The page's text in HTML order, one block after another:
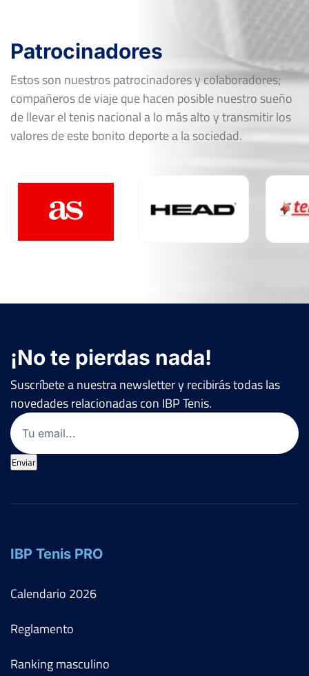
Patrocinadores
Estos son nuestros patrocinadores y colaboradores;
compañeros de viaje que hacen posible nuestro sueño
de llevar el tenis nacional a lo más alto y transmitir los
valores de este bonito deporte a la sociedad.
¡No te pierdas nada!
Suscríbete a nuestra newsletter y recibirás todas las
novedades relacionadas con IBP Tenis.
Email
Enviar
IBP Tenis PRO
Calendario 2026
Reglamento
Ranking masculino